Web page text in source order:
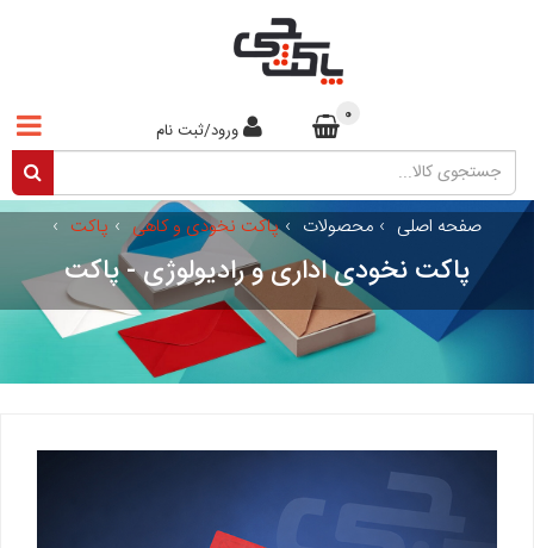
ورود/ثبت نام
0
صفحه اصلی › محصولات › پاکت نخودی و کاهی › پاکت ›
پاکت نخودی اداری و رادیولوژی - پاکت